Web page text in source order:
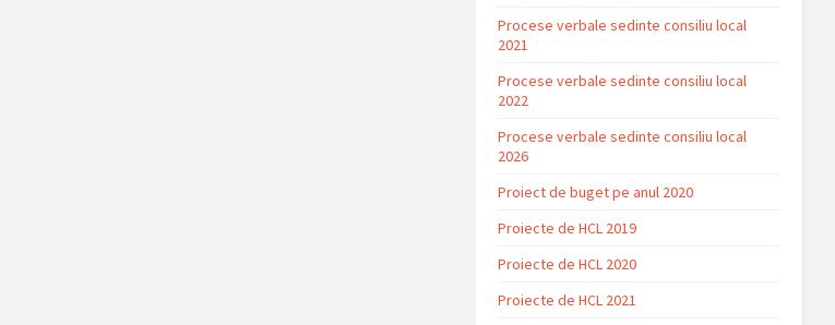
Procese verbale sedinte consiliu local
2021
Procese verbale sedinte consiliu local
2022
Procese verbale sedinte consiliu local
2026
Proiect de buget pe anul 2020
Proiecte de HCL 2019
Proiecte de HCL 2020
Proiecte de HCL 2021